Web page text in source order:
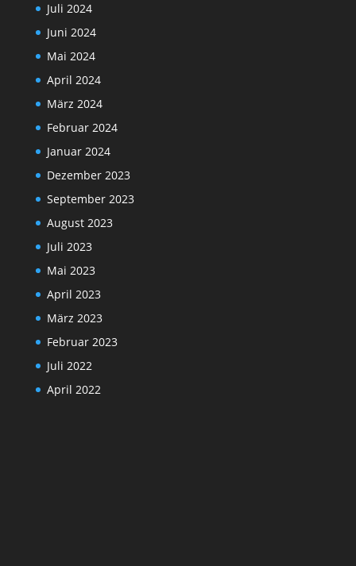
Juli 2024
Juni 2024
Mai 2024
April 2024
März 2024
Februar 2024
Januar 2024
Dezember 2023
September 2023
August 2023
Juli 2023
Mai 2023
April 2023
März 2023
Februar 2023
Juli 2022
April 2022